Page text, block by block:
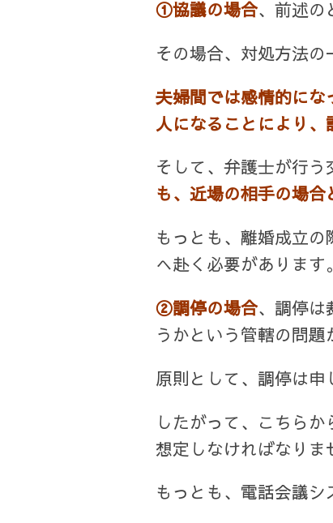
①協議の場合、前述の
その場合、対処方法の
夫婦間では感情的に
人になることにより、
そして、弁護士が行う
も、近場の相手の場合
もっとも、離婚成立
へ赴く必要があります。
②調停の場合、調停は
うかという管轄の問題
原則として、調停は申
したがって、こちら
想定しなければなりま
もっとも、電話会議シ